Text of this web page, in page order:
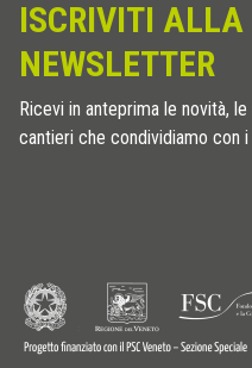
ISCRIVITI ALLA
NEWSLETTER
Ricevi in anteprima le novità,
cantieri che condividiamo con